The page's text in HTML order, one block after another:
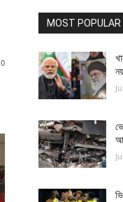
0
MOST POPULAR